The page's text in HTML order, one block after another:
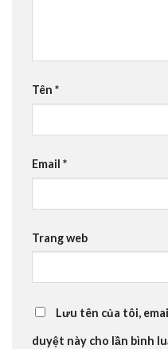
Tên *
Email *
Trang web
Lưu tên của tôi,
duyệt này cho lần bình